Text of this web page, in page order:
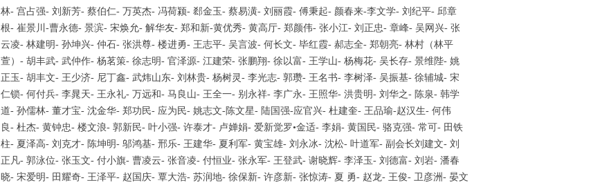
林- 宫占强- 刘新芳- 蔡伯仁- 万英杰- 冯荷颍- 郄金玉- 蔡易潢- 刘丽霞- 傅秉起- 颜春来-李文学- 刘纪平- 邱章
根- 崔景川-曹永德- 景滨- 宋焕允- 解华友- 郑和新-黄优秀- 黄高厅- 郑颜伟- 张小江- 刘正忠- 章峰- 吴网兴- 张
云凌- 林建明- 孙坤兴- 仲石- 张洪尊- 楼进勇- 王志平- 吴言波- 何长文- 毕红霞- 郝志全- 郑朝亮- 林村（林平
萱）- 胡丰武- 武仲作- 杨茗策- 徐志明- 官泽源- 江建荣- 张鹏翔- 徐以富- 王学山- 杨梅花- 吴长存- 景维陛- 姚
正玉- 胡丰文- 王少济- 尼丁鑫- 武炜山东- 刘林贵- 杨树灵- 李光志- 郭瓒- 王名书- 李树泽- 吴振基- 徐辅城- 宋
仁锁- 何付兵- 李晁天- 王永礼- 万远和- 马良山- 王全一- 别永祥- 李广永- 王照华- 洪贵明- 刘华之- 陈泉- 韩学
道- 孙儒林- 董才宝- 沈金华- 郑功民- 应为民- 姚志文-陈文星- 陆国强-应官兴- 杜建奎- 王品瑜-赵汉生- 何伟
良- 杜杰- 黄钟忠- 楼文浪- 郭新民- 叶小强- 许泰才- 卢婵娟- 爱新觉罗•金适- 李娟- 黄国民- 骆克强- 常可- 田铁
柱- 夏泽高- 刘克才- 陈坤明- 邬鸿基- 邢乐- 王建华- 夏利军- 黄宝雄- 刘永冰- 沈松- 叶道军- 副会长刘建文- 刘
正凡- 郭泳位- 张玉文- 付小旗- 曹凌云- 张音凌- 付恒业- 张永军- 王登武- 谢晓辉- 李泽玉- 刘德富- 刘岩- 潘春
晓- 宋爱明- 田耀奇- 王泽平- 赵国庆- 覃大浩- 苏润地- 徐保新- 许彦新- 张惊涛- 夏 勇- 赵龙- 王俊- 卫彦洲- 晏文